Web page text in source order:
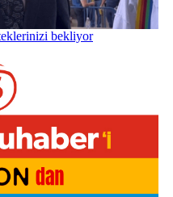
bekliyor